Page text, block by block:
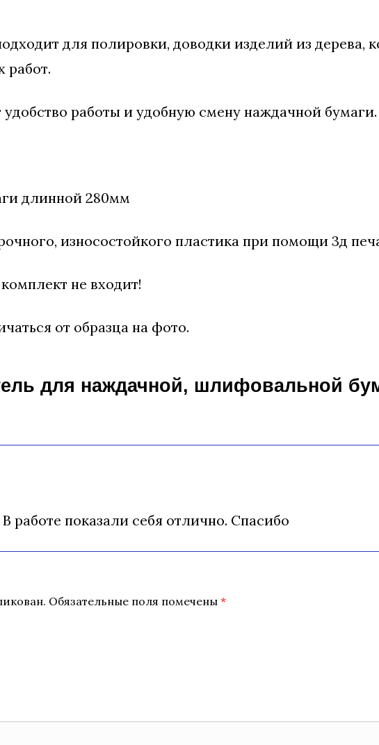
для полировки, доводки изделий из дерева,
работ.
работы и удобную смену наждачной бумаги.
длинной 280мм
износостойкого пластика при помощи 3д
не входит!
от образца на фото.
для наждачной, шлифовальной
работе показали себя отлично. Спасибо
Обязательные поля помечены *